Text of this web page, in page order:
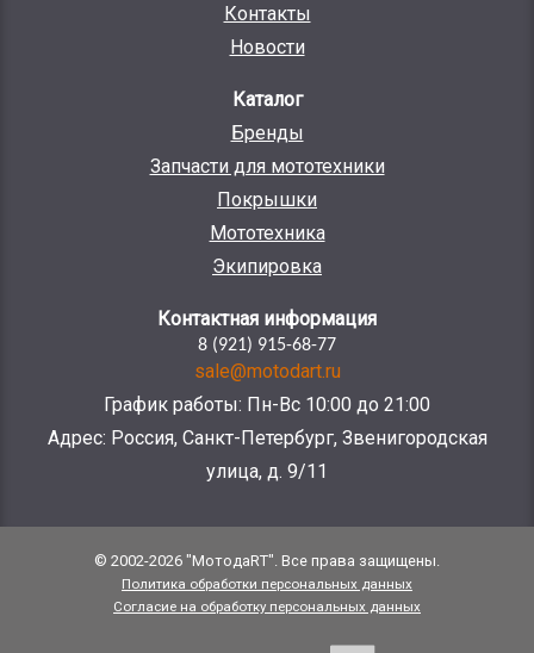
Контакты
Новости
Каталог
Бренды
Запчасти для мототехники
Покрышки
Мототехника
Экипировка
Контактная информация
8 (921) 915-68-77
sale@motodart.ru
График работы: Пн-Вс 10:00 до 21:00
Адрес: Россия, Санкт-Петербург, Звенигородская
улица, д. 9/11
© 2002-2026 "МотодаRT". Все права защищены.
Политика обработки персональных данных
Согласие на обработку персональных данных